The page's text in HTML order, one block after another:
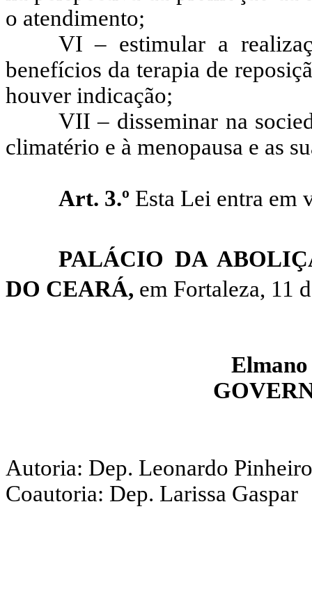
o atendimento;
VI – estimular a
benefícios da terapia de
houver indicação;
VII – disseminar na
climatério e à menopausa e as
Art. 3.º Esta Lei entra em
PALÁCIO DA
DO CEARÁ, em Fortaleza, 11
Autoria: Dep. Leonardo Pinheiro
Coautoria: Dep. Larissa Gaspar